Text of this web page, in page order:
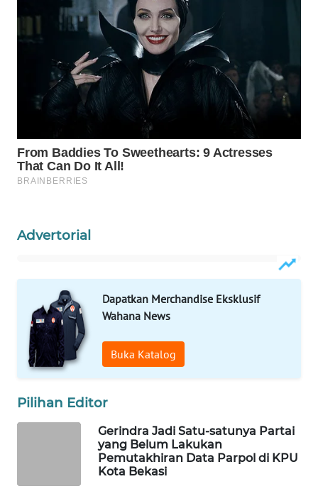
Advertorial
Dapatkan Merchandise Eksklusif
Wahana News
Buka Katalog
Pilihan Editor
Gerindra Jadi Satu-satunya Partai
yang Belum Lakukan
Pemutakhiran Data Parpol di KPU
Kota Bekasi
WAHANA
WISATA
LAPAK
WAHANA
KONSUMEN
MASYARAKAT
ID
MAWAKA
ID
NET